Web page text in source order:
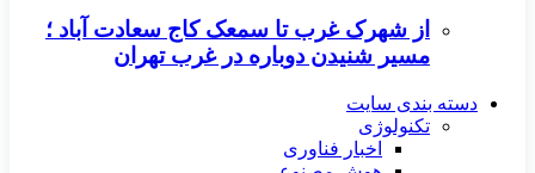
از شهرک غرب تا سمعک کاج سعادت آباد ؛
مسیر شنیدن دوباره در غرب تهران
دسته بندی سایت
تکنولوژی
اخبار فناوری